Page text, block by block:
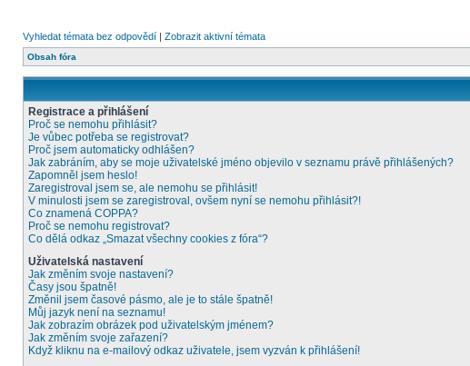
Vyhledat témata bez odpovědí | Zobrazit aktivní témata
Obsah fóra
Registrace a přihlášení
Proč se nemohu přihlásit?
Je vůbec potřeba se registrovat?
Proč jsem automaticky odhlášen?
Jak zabráním, aby se moje uživatelské jméno objevilo v seznamu právě přihlášených?
Zapomněl jsem heslo!
Zaregistroval jsem se, ale nemohu se přihlásit!
V minulosti jsem se zaregistroval, ovšem nyní se nemohu přihlásit?!
Co znamená COPPA?
Proč se nemohu registrovat?
Co dělá odkaz „Smazat všechny cookies z fóra“?
Uživatelská nastavení
Jak změním svoje nastavení?
Časy jsou špatně!
Změnil jsem časové pásmo, ale je to stále špatně!
Můj jazyk není na seznamu!
Jak zobrazím obrázek pod uživatelským jménem?
Jak změním svoje zařazení?
Když kliknu na e-mailový odkaz uživatele, jsem vyzván k přihlášení!